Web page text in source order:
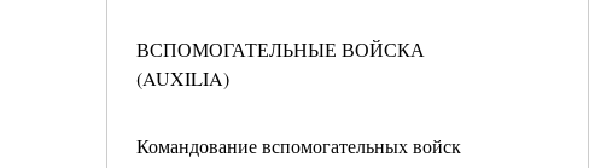
ВСПОМОГАТЕЛЬНЫЕ ВОЙСКА
(AUXILIA)
Командование вспомогательных войск